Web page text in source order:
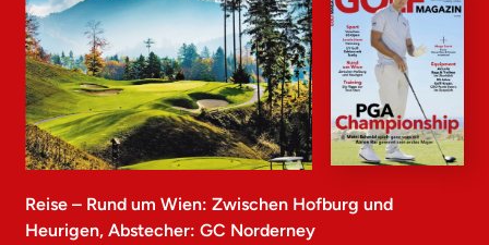
Reise – Rund um Wien: Zwischen Hofburg und
Heurigen, Abstecher: GC Norderney